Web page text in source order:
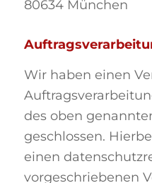
80634 München
Wir haben einen
des oben
geschlossen.
einen
vorgeschriebenen